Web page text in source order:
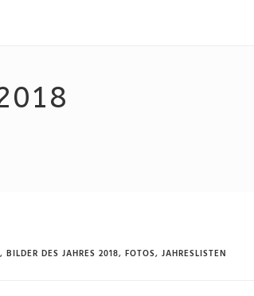
, BILDER DES JAHRES 2018, FOTOS, JAHRESLISTEN